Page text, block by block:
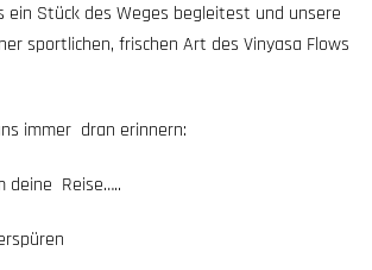
ein Stück des Weges begleitest und unsere
sportlichen, frischen Art des Vinyasa Flows
immer dran erinnern:
deine Reise…..